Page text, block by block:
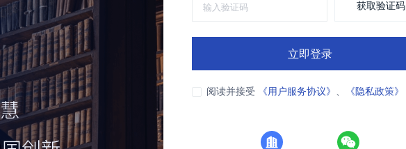
获取验证码
立即登录
阅读并接受 《用户服务协议》 、 《隐私政策》